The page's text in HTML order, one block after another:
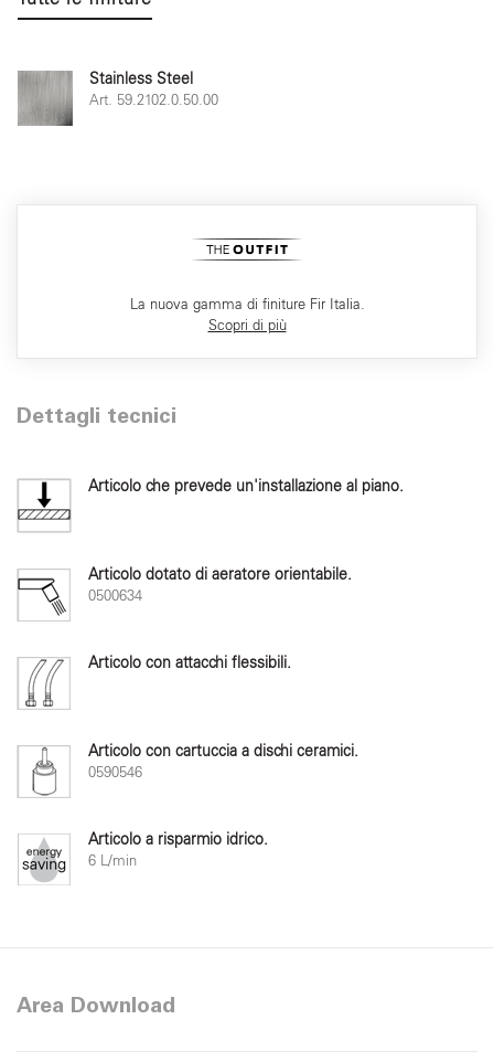
Stainless Steel
Art. 59.2102.0.50.00
La nuova gamma di finiture Fir Italia.
Scopri di più
Dettagli tecnici
Articolo che prevede un'installazione al piano.
Articolo dotato di aeratore orientabile.
0500634
Articolo con attacchi flessibili.
Articolo con cartuccia a dischi ceramici.
0590546
Articolo a risparmio idrico.
6 L/min
Area Download